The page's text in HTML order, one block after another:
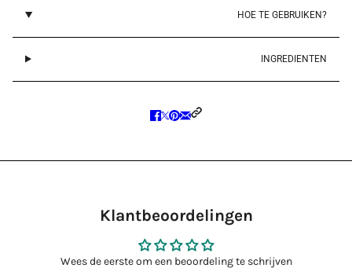
HOE TE GEBRUIKEN?
INGREDIENTEN
Klantbeoordelingen
Wees de eerste om een beoordeling te schrijven